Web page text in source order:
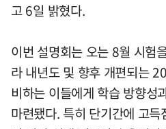
고 6일 밝혔다.
이번 설명회는 오는 8월 시험
라 내년도 및 향후 개편되는
비하는 이들에게 학습 방향성
마련됐다. 특히 단기간에 고